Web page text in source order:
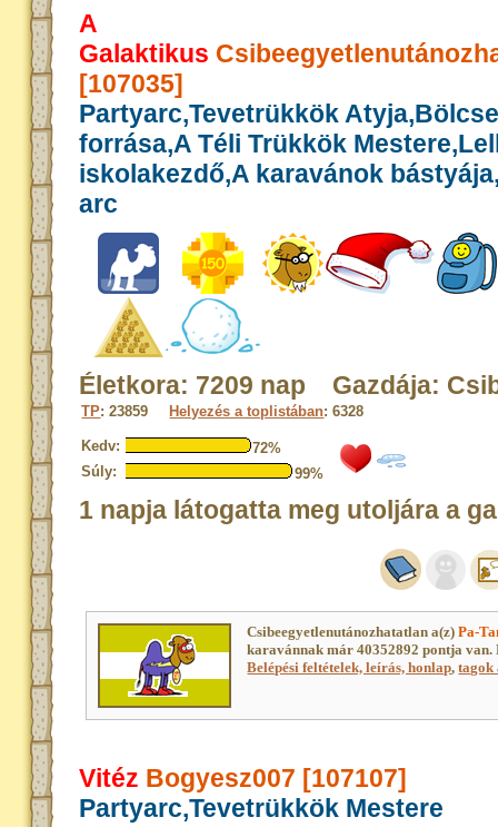
A
Galaktikus
[107035]
Partyarc,Tevetrükkök
forrása,A Téli Trükkök
iskolakezdő,A karavánok
arc
Életkora: 7209 nap Gazdája:
TP: 23859 Helyezés a toplistában: 6328
Kedv:
72%
Súly:
99%
1 napja látogatta meg utoljára a
Csibeegyetlenutánozhatatlan a(z)Pa-
karavánnak már 40352892 pontja van.
Belépési feltételek, leírás, honlap,tagok
Vitéz Bogyesz007 [107107]
Partyarc,Tevetrükkök Mestere